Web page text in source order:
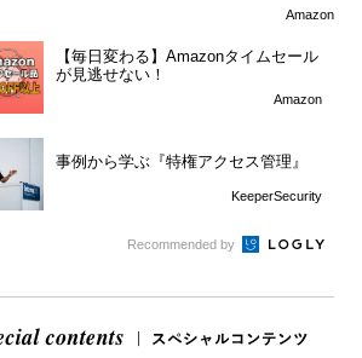
Amazon
【毎日変わる】Amazonタイムセール
が見逃せない！
Amazon
事例から学ぶ『特権アクセス管理』
KeeperSecurity
Recommended by